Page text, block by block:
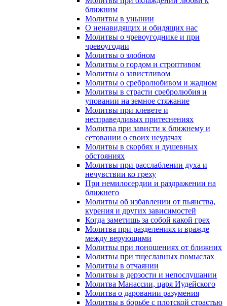
ближним
Молитвы в унынии
О ненавидящих и обидящих нас
Молитвы о чревоугоднике и при
чревоугодии
Молитвы о злобном
Молитвы о гордом и строптивом
Молитвы о завистливом
Молитвы о сребролюбивом и жадном
Молитвы в страсти сребролюбия и
уповании на земное стяжание
Молитвы при клевете и
несправедливых притеснениях
Молитва при зависти к ближнему и
сетовании о своих неудачах
Молитвы в скорбях и душевных
обстояниях
Молитвы при расслаблении духа и
нечувствии ко греху
При немилосердии и раздражении на
ближнего
Молитвы об избавлении от пьянства,
курения и других зависимостей
Когда заметишь за собой какой грех
Молитва при разделениях и вражде
между верующими
Молитвы при поношениях от ближних
Молитвы при тщеславных помыслах
Молитвы в отчаянии
Молитвы в дерзости и непослушании
Молитва Манассии, царя Иудейского
Молитва о даровании разумения
Молитвы в борьбе с плотской страстью